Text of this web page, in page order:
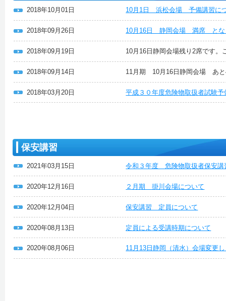
2018年10月01日 10月1日 浜松会場 予備講習に
2018年09月26日 10月16日 静岡会場 満席 とな
2018年09月19日 10月16日静岡会場残り2席です。
2018年09月14日 11月期 10月16日静岡会場 あと
2018年03月20日 平成３０年度危険物取扱者試験
保安講習
2021年03月15日 令和３年度 危険物取扱者保安講
2020年12月16日 ２月期 掛川会場について
2020年12月04日 保安講習 定員について
2020年08月13日 定員による受講時期について
2020年08月06日 11月13日静岡（清水）会場変更